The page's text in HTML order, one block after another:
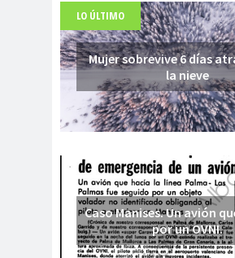
LO ÚLTIMO
Mujer sobrevive 6 días
la nieve
Caso Manises. Un avión
por un OVNI.